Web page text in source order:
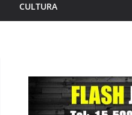
CULTURA